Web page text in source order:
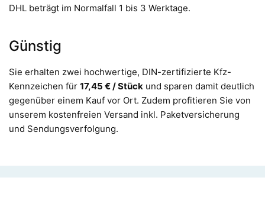
DHL beträgt im Normalfall 1 bis 3 Werktage.
Günstig
Sie erhalten zwei hochwertige, DIN-zertifizierte Kfz-
Kennzeichen für 17,45 € / Stück und sparen damit deutlich
gegenüber einem Kauf vor Ort. Zudem profitieren Sie von
unserem kostenfreien Versand inkl. Paketversicherung
und Sendungsverfolgung.